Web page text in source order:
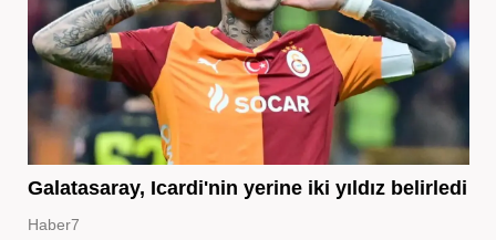
Galatasaray, Icardi'nin yerine iki yıldız belirledi
Haber7